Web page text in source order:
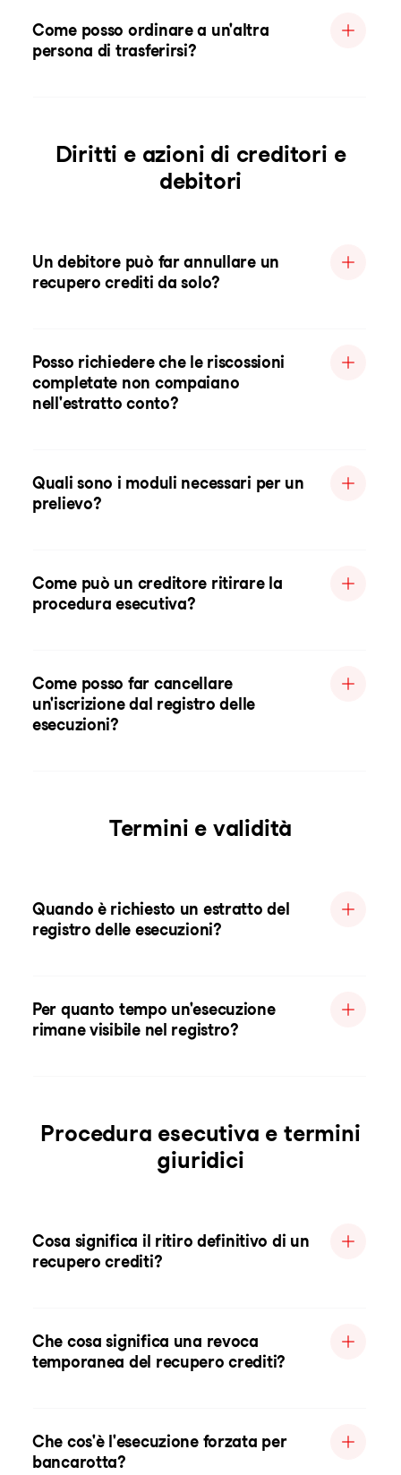
Come posso ordinare a un'altra
persona di trasferirsi?
Diritti e azioni di creditori e
debitori
Un debitore può far annullare un
recupero crediti da solo?
Posso richiedere che le riscossioni
completate non compaiano
nell'estratto conto?
Quali sono i moduli necessari per un
prelievo?
Come può un creditore ritirare la
procedura esecutiva?
Come posso far cancellare
un'iscrizione dal registro delle
esecuzioni?
Termini e validità
Quando è richiesto un estratto del
registro delle esecuzioni?
Per quanto tempo un'esecuzione
rimane visibile nel registro?
Procedura esecutiva e termini
giuridici
Cosa significa il ritiro definitivo di un
recupero crediti?
Che cosa significa una revoca
temporanea del recupero crediti?
Che cos'è l'esecuzione forzata per
bancarotta?